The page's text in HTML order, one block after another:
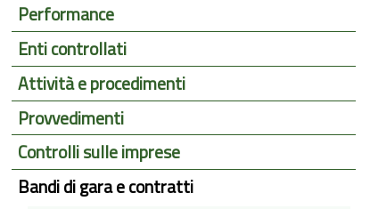
Performance
Enti controllati
Attività e procedimenti
Provvedimenti
Controlli sulle imprese
Bandi di gara e contratti